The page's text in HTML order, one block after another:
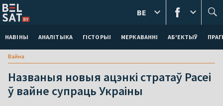
НАВІНЫ АНАЛІТЫКА ГІСТОРЫІ МЕРКАВАННI АБ'ЕКТЫЎ
BE
Вайна
Названыя новыя ацэнкі стратаў Расеі
ў вайне супраць Украіны